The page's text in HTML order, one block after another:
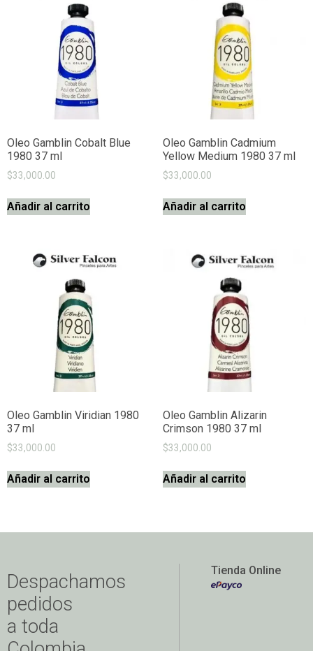
Oleo Gamblin Cobalt Blue
1980 37 ml
$33,000.00
Añadir al carrito
Oleo Gamblin Cadmium
Yellow Medium 1980 37 ml
$33,000.00
Añadir al carrito
Oleo Gamblin Viridian 1980
37 ml
$33,000.00
Añadir al carrito
Oleo Gamblin Alizarin
Crimson 1980 37 ml
$33,000.00
Añadir al carrito
Despachamos
pedidos
a toda
Tienda Online